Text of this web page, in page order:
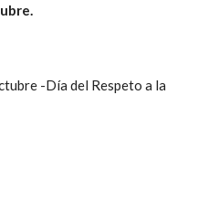
-Día del Respeto a la